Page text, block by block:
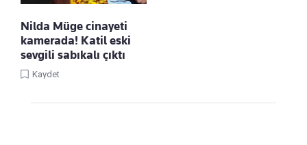
Nilda Müge cinayeti
kamerada! Katil eski
sevgili sabıkalı çıktı
Kaydet